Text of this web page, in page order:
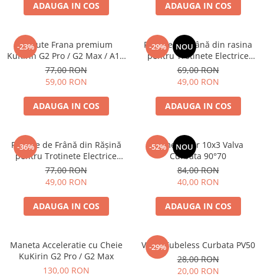
ADAUGA IN COS ADAUGA IN COS
-23%
Placute Frana premium
KuKirin G2 Pro / G2 Max / A1 /
M4 Max Semi-Metalice
77,00 RON
59,00 RON
ADAUGA IN COS
-29% NOU
Plăcuțe de Frână din rasina
pentru Trotinete Electrice
KuKirin G2, G2 Master, G3 și
G4 – Calitate Standard (Set 2
Bucăți)
69,00 RON
49,00 RON
ADAUGA IN COS
-36%
Plăcuțe de Frână din Rășină
pentru Trotinete Electrice
KuKirin G2 Pro, G2 Max, A1 și
M4 Max – Calitate Standard
77,00 RON
49,00 RON
ADAUGA IN COS
-52% NOU
Camera Aer 10x3 Valva
Curbata 90°70
84,00 RON
40,00 RON
ADAUGA IN COS
Maneta Acceleratie cu Cheie
KuKirin G2 Pro / G2 Max
130,00 RON
-29%
Valva Tubeless Curbata PV50
28,00 RON
20,00 RON